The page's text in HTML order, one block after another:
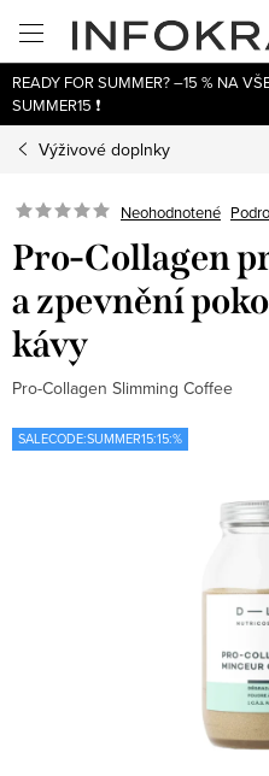
obsah
READY FOR SUMMER? –15 % NA
SUMMER15 ❗
Výživové doplnky
Neohodnotené
Pro-Collagen
a zpevnění
kávy
Pro-Collagen Slimming Coffee
SALECODE:SUMMER15:15:%